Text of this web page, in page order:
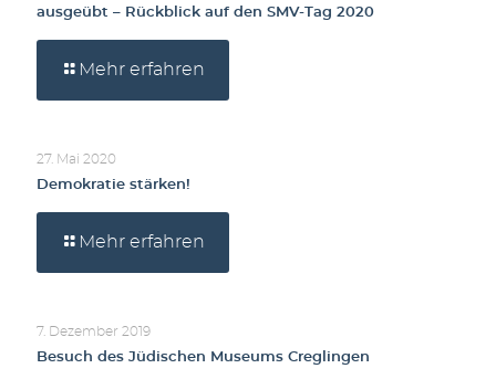
ausgeübt – Rückblick auf den SMV-Tag 2020
Mehr erfahren
27. Mai 2020
Demokratie stärken!
Mehr erfahren
7. Dezember 2019
Besuch des Jüdischen Museums Creglingen